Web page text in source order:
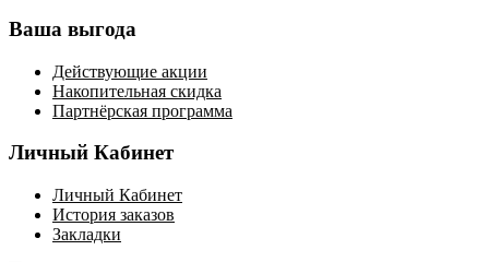
Ваша выгода
Действующие акции
Накопительная скидка
Партнёрская программа
Личный Кабинет
Личный Кабинет
История заказов
Закладки